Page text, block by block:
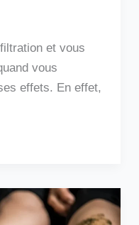
et vous
vous
effets. En effet,